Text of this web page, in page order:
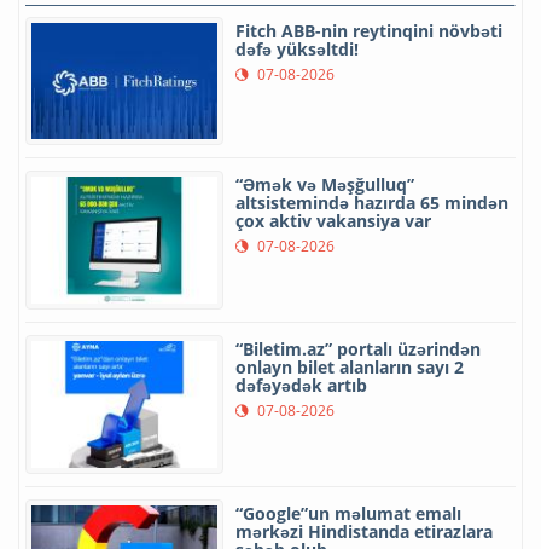
Fitch ABB-nin reytinqini növbəti
dəfə yüksəltdi!
07-08-2026
“Əmək və Məşğulluq”
altsistemində hazırda 65 mindən
çox aktiv vakansiya var
07-08-2026
“Biletim.az” portalı üzərindən
onlayn bilet alanların sayı 2
dəfəyədək artıb
07-08-2026
“Google”un məlumat emalı
mərkəzi Hindistanda etirazlara